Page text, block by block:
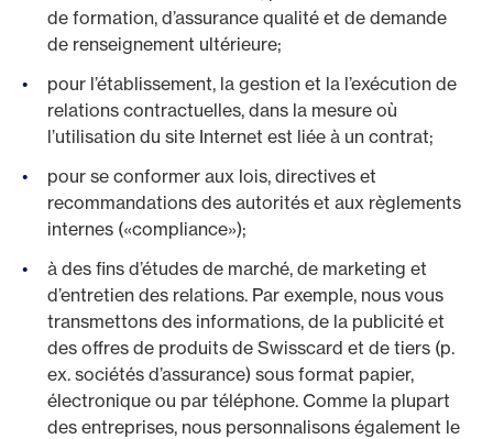
de formation, d’assurance qualité et de demande
de renseignement ultérieure;
pour l’établissement, la gestion et la l’exécution de
relations contractuelles, dans la mesure où
l’utilisation du site Internet est liée à un contrat;
pour se conformer aux lois, directives et
recommandations des autorités et aux règlements
internes («compliance»);
à des fins d’études de marché, de marketing et
d’entretien des relations. Par exemple, nous vous
transmettons des informations, de la publicité et
des offres de produits de Swisscard et de tiers (p.
ex. sociétés d’assurance) sous format papier,
électronique ou par téléphone. Comme la plupart
des entreprises, nous personnalisons également le